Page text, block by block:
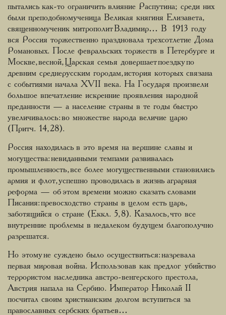
пытались как-то ограничить влияние Распутина; среди них
были преподобномученица Великая княгиня Елизавета,
священномученик митрополит Владимир… В 1913 году
вся Россия торжественно праздновала трехсотлетие Дома
Романовых. После февральских торжеств в Петербурге и
Москве, весной, Царская семья довершает поездку по
древним среднерусским городам, история которых связана
с событиями начала XVII века. На Государя произвели
большое впечатление искренние проявления народной
преданности — а население страны в те годы быстро
увеличивалось: во множестве народа величие царю
(Притч. 14, 28).
Россия находилась в это время на вершине славы и
могущества: невиданными темпами развивалась
промышленность, все более могущественными становились
армия и флот, успешно проводилась в жизнь аграрная
реформа — об этом времени можно сказать словами
Писания: превосходство страны в целом есть царь,
заботящийся о стране (Еккл. 5, 8). Казалось, что все
внутренние проблемы в недалеком будущем благополучно
разрешатся.
Но этому не суждено было осуществиться: назревала
первая мировая война. Использовав как предлог убийство
террористом наследника австро-венгерского престола,
Австрия напала на Сербию. Император Николай II
посчитал своим христианским долгом вступиться за
православных сербских братьев…